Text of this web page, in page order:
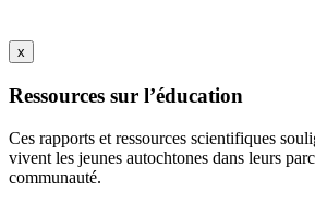
x
Ressources sur l’éducation
Ces rapports et ressources scientifiques
vivent les jeunes autochtones dans leurs
communauté.